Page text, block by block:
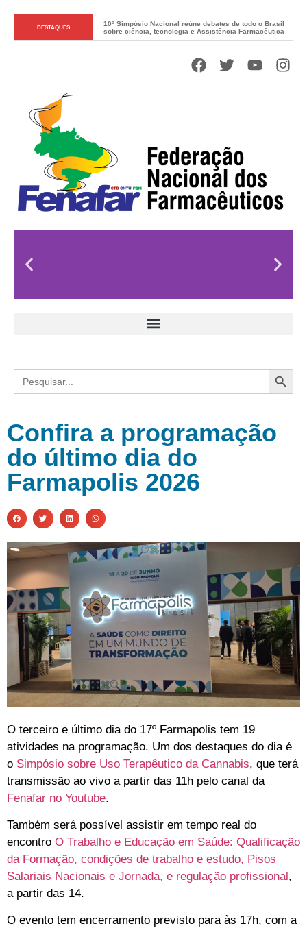
DESTAQUES
10º Simpósio Nacional reúne debates de todo o Brasil
sobre ciência, tecnologia e Assistência Farmacêutica
Search
for:
Confira a programação
do último dia do
Farmapolis 2026
O terceiro e último dia do 17º Farmapolis tem 19
atividades na programação. Um dos destaques do dia é
o Simpósio sobre Uso Terapêutico da Cannabis, que terá
transmissão ao vivo a partir das 11h pelo canal da
Fenafar no Youtube.
Também será possível assistir em tempo real do
encontro O Trabalho e Educação em Saúde: Qualificação
da Formação, condições de trabalho e estudo, Pisos
Salariais Nacionais e Jornada, e regulação profissional,
a partir das 14.
O evento tem encerramento previsto para às 17h, com a